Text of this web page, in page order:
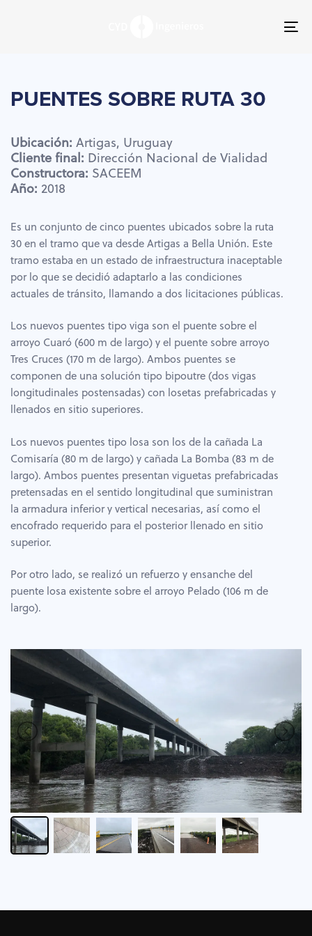
content
PUENTES SOBRE RUTA 30
Ubicación: Artigas, Uruguay
Clientefinal: Dirección Nacional deVialidad
Constructora: SACEEM
Año: 2018
Es un conjunto de cinco puentes ubicados sobre la ruta
30 en el tramo que va desde Artigas a Bella Unión. Este
tramo estaba en un estado de infraestructura inaceptable
por lo que se decidió adaptarlo a las condiciones
actuales de tránsito, llamando a dos licitaciones públicas.
Los nuevos puentes tipo viga son el puente sobre el
arroyo Cuaró (600 m de largo) y el puente sobre arroyo
Tres Cruces (170 m de largo). Ambos puentes se
componen de una solución tipo bipoutre (dos vigas
longitudinales postensadas) con losetas prefabricadas y
llenados en sitio superiores.
Los nuevos puentes tipo losa son los de la cañada La
Comisaría (80 m de largo) y cañada La Bomba (83 m de
largo). Ambos puentes presentan viguetas prefabricadas
pretensadas en el sentido longitudinal que suministran
la armadura inferior y vertical necesarias, así como el
encofrado requerido para el posterior llenado en sitio
superior.
Por otro lado, se realizó un refuerzo y ensanche del
puente losa existente sobre el arroyo Pelado (106 m de
largo).